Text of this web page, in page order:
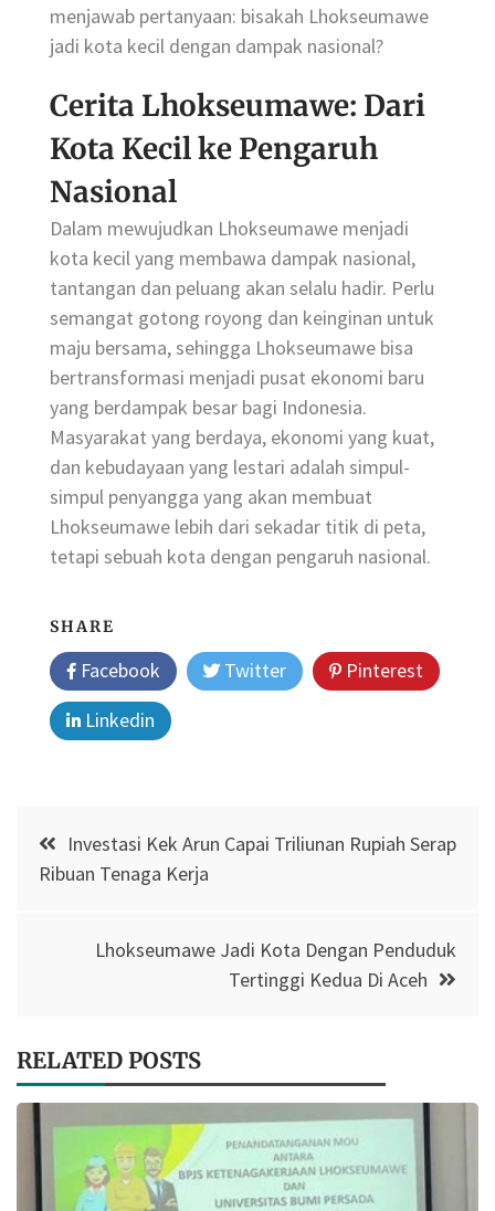
menjawab pertanyaan: bisakah Lhokseumawe
jadi kota kecil dengan dampak nasional?
Cerita Lhokseumawe: Dari
Kota Kecil ke Pengaruh
Nasional
Dalam mewujudkan Lhokseumawe menjadi
kota kecil yang membawa dampak nasional,
tantangan dan peluang akan selalu hadir. Perlu
semangat gotong royong dan keinginan untuk
maju bersama, sehingga Lhokseumawe bisa
bertransformasi menjadi pusat ekonomi baru
yang berdampak besar bagi Indonesia.
Masyarakat yang berdaya, ekonomi yang kuat,
dan kebudayaan yang lestari adalah simpul-
simpul penyangga yang akan membuat
Lhokseumawe lebih dari sekadar titik di peta,
tetapi sebuah kota dengan pengaruh nasional.
SHARE
Facebook Twitter
Pinterest
Linkedin
Post
navigation
Investasi Kek Arun Capai Triliunan Rupiah Serap
Ribuan Tenaga Kerja
Lhokseumawe Jadi Kota Dengan Penduduk
Tertinggi Kedua Di Aceh
RELATED POSTS